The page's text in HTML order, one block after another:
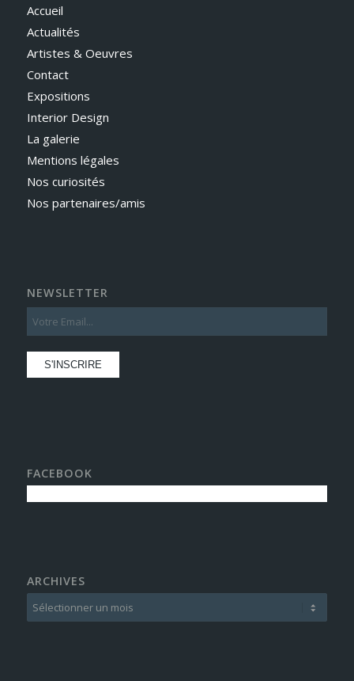
Accueil
Actualités
Artistes & Oeuvres
Contact
Expositions
Interior Design
La galerie
Mentions légales
Nos curiosités
Nos partenaires/amis
NEWSLETTER
FACEBOOK
ARCHIVES